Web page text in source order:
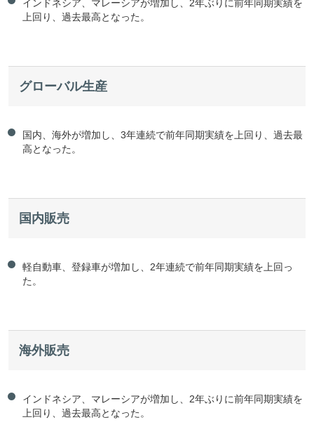
インドネシア、マレーシアが増加し、2年ぶりに前年同期実績を
上回り、過去最高となった。
グローバル生産
国内、海外が増加し、3年連続で前年同期実績を上回り、過去最
高となった。
国内販売
軽自動車、登録車が増加し、2年連続で前年同期実績を上回っ
た。
海外販売
インドネシア、マレーシアが増加し、2年ぶりに前年同期実績を
上回り、過去最高となった。